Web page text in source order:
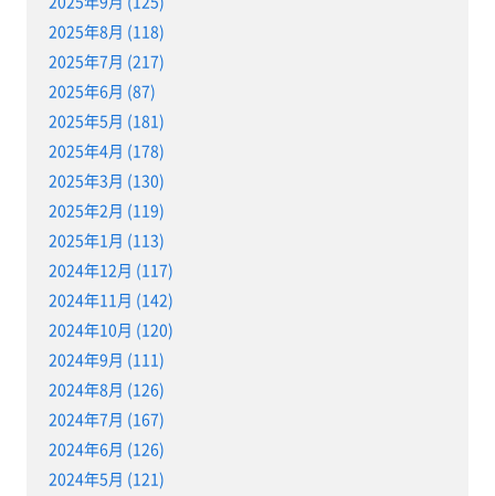
2025年8月 (118)
2025年7月 (217)
2025年6月 (87)
2025年5月 (181)
2025年4月 (178)
2025年3月 (130)
2025年2月 (119)
2025年1月 (113)
2024年12月 (117)
2024年11月 (142)
2024年10月 (120)
2024年9月 (111)
2024年8月 (126)
2024年7月 (167)
2024年6月 (126)
2024年5月 (121)